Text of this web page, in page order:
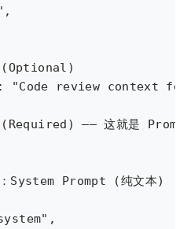
"Code review context
—— 这就是
System Prompt (纯文本)